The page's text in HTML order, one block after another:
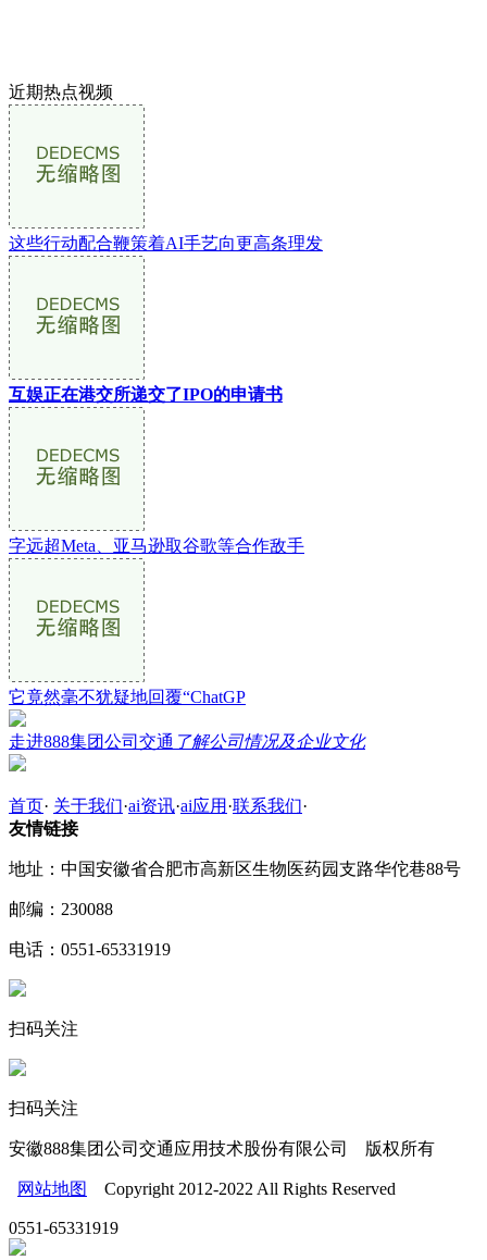
近期热点视频
这些行动配合鞭策着AI手艺向更高条理发
互娱正在港交所递交了IPO的申请书
字远超Meta、亚马逊取谷歌等合作敌手
它竟然毫不犹疑地回覆“ChatGP
走进888集团公司交通 了解公司情况及企业文化
首页· 关于我们·ai资讯·ai应用 ·联系我们·
友情链接
地址：中国安徽省合肥市高新区生物医药园支路华佗巷88号
邮编：230088
电话：0551-65331919
扫码关注
扫码关注
安徽888集团公司交通应用技术股份有限公司 版权所有
网站地图 Copyright 2012-2022 All Rights Reserved
0551-65331919